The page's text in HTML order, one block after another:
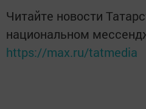
Читайте новости
национальном
https://max.ru/tatmedia